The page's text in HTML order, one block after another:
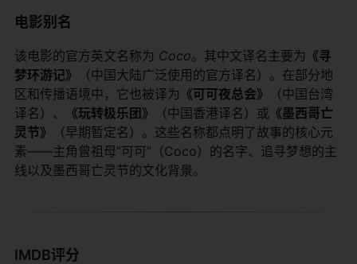
电影别名
该电影的官方英文名称为 Coco。其中文译名主要为​ ​《寻
梦环游记》​
​（中国大陆广泛使用的官方译名）。在部分地
区和传播语境中，它也被译为​ ​《可可夜总会》​
​（中国台湾
译名）、​
​《玩转极乐团》​ ​（中国香港译名）或​ ​《墨西哥亡
灵节》​
​（早期暂定名）。这些名称都点明了故事的核心元
素——主角曾祖母“可可”（Coco）的名字、追寻梦想的主
线以及墨西哥亡灵节的文化背景。
IMDB评分